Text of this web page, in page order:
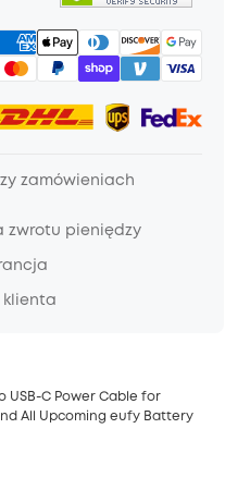
zamówieniach
zwrotu pieniędzy
klienta
USB-C Power Cable for
All Upcoming eufy Battery